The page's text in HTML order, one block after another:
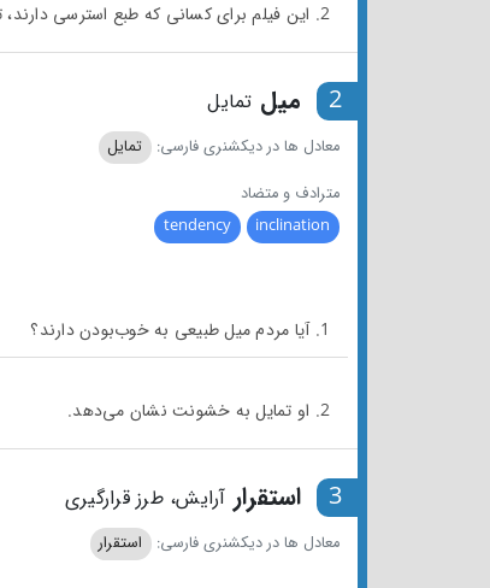
2. این فیلم برای کسانی که طبع استرسی دارند، توصیه نمی‌شود.
2 میل تمایل
معادل ها در دیکشنری فارسی:
تمایل
مترادف و متضاد
inclination
tendency
1. آیا مردم میل طبیعی به خوب‌بودن دارند؟
2. او تمایل به خشونت نشان می‌دهد.
3 استقرار آرایش، طرز قرارگیری
معادل ها در دیکشنری فارسی: استقرار